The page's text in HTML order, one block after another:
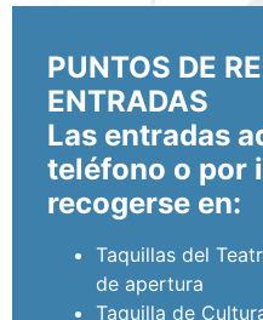
PUNTOS DE
ENTRADAS
Las entradas
teléfono o por
recogerse en:
Taquillas del
de apertura
Taquilla de